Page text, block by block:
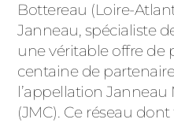
Bottereau (Loire-
Janneau, spécialiste
une véritable offre de
centaine de
l’appellation
(JMC). Ce réseau
PORTES D’ENTRÉE
LES
LES
VOLETS ROULANTS
PERGOLAS